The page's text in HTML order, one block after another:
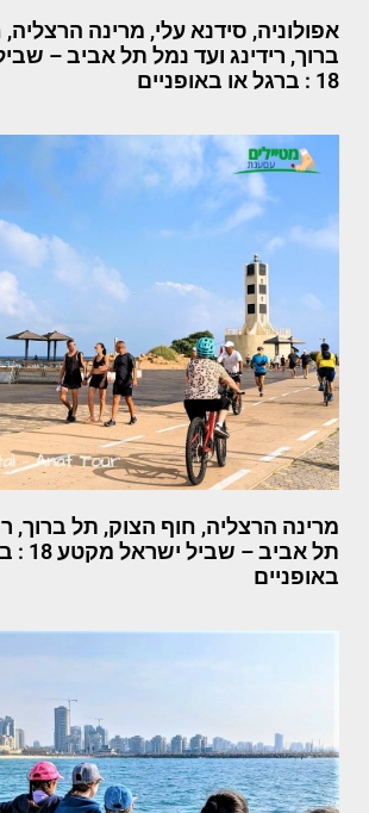
אפולוניה, סידנא עלי, מרינה
ברוך, רידינג ועד נמל תל אביב –
18 : ברגל או באופניים
מרינה הרצליה, חוף הצוק, תל ברוך,
תל אביב
באופניים